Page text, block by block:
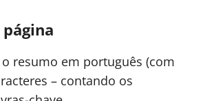
resumo em português (com
– contando os